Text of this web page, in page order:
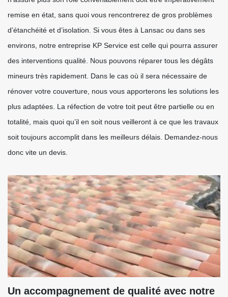
remise en état, sans quoi vous rencontrerez de gros problèmes
d’étanchéité et d’isolation. Si vous êtes à Lansac ou dans ses
environs, notre entreprise KP Service est celle qui pourra assurer
des interventions qualité. Nous pouvons réparer tous les dégâts
mineurs très rapidement. Dans le cas où il sera nécessaire de
rénover votre couverture, nous vous apporterons les solutions les
plus adaptées. La réfection de votre toit peut être partielle ou en
totalité, mais quoi qu’il en soit nous veilleront à ce que les travaux
soit toujours accomplit dans les meilleurs délais. Demandez-nous
donc vite un devis.
Un accompagnement de qualité avec notre